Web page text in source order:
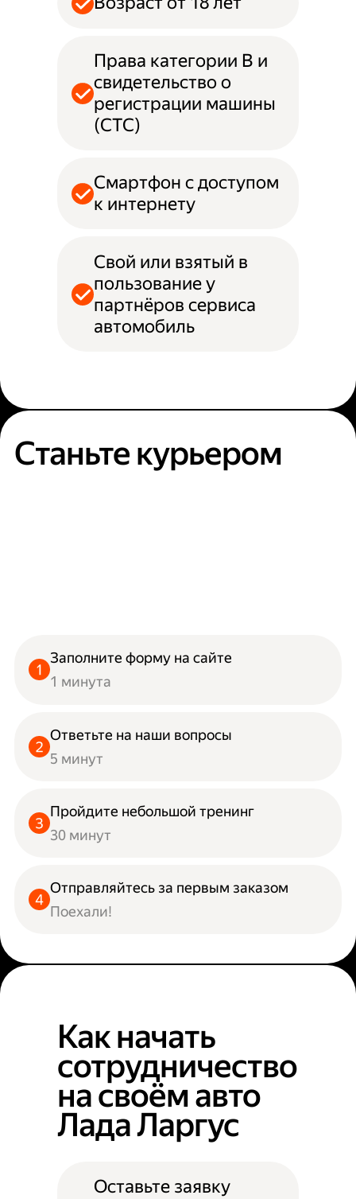
Права категории B и
свидетельство о
регистрации машины
(СТС)
Смартфон с доступом
к интернету
Свой или взятый в
пользование у
партнёров сервиса
автомобиль
Станьте курьером
Заполните форму на сайте
1 минута
Ответьте на наши вопросы
5 минут
Пройдите небольшой тренинг
30 минут
Отправляйтесь за первым заказом
Поехали!
Как начать
сотрудничество
на своём авто
Лада Ларгус
Оставьте заявку